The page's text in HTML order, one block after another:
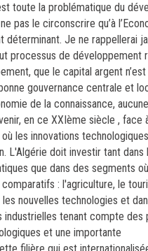
toute la problématique du
pas le circonscrire qu’à
déterminant. Je ne rappellerai
processus de développement
que le capital argent n’est
gouvernance centrale et
de la connaissance,
en ce XXIème siècle , face
les innovations
L'Algérie doit investir tant dans
que dans des segments
comparatifs : l'agriculture, le
nouvelles technologies et
industrielles tenant compte des
et une importante